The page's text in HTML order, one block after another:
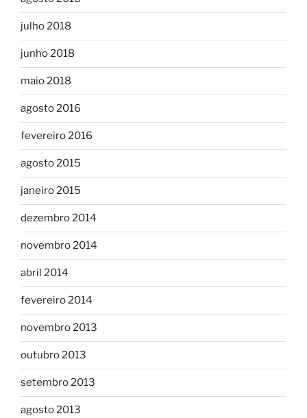
julho 2018
junho 2018
maio 2018
agosto 2016
fevereiro 2016
agosto 2015
janeiro 2015
dezembro 2014
novembro 2014
abril 2014
fevereiro 2014
novembro 2013
outubro 2013
setembro 2013
agosto 2013